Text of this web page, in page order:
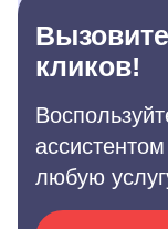
кликов!
любую